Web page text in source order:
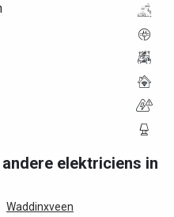
elektriciens in
Waddinxveen